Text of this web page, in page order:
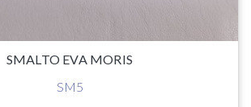
SMALTO EVA MORIS
SM5